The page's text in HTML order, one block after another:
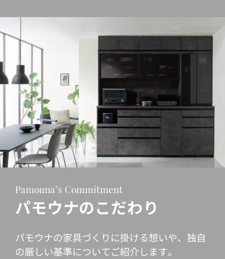
Pamouna’s Commitment
パモウナのこだわり
パモウナの家具づくりに掛ける想いや、独自
の厳しい基準についてご紹介します。